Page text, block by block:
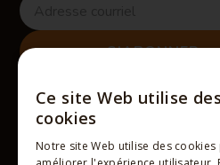
RÉSEAUX SOCIAUX
Ce site Web utilise des
cookies
Notre site Web utilise des cookies